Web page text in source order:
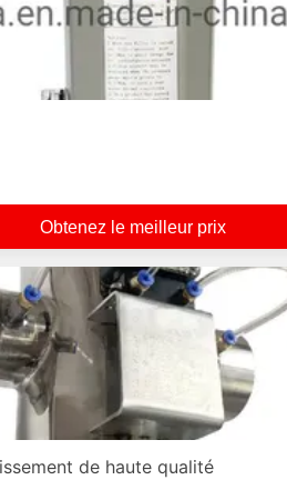
Obtenez le meilleur prix
de haute qualité